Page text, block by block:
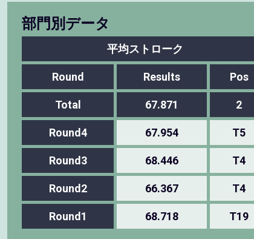
部門別データ
平均ストローク
Round Results Pos
Total 67.871 2
Round4 67.954 T5
Round3 68.446 T4
Round2 66.367 T4
Round1 68.718 T19